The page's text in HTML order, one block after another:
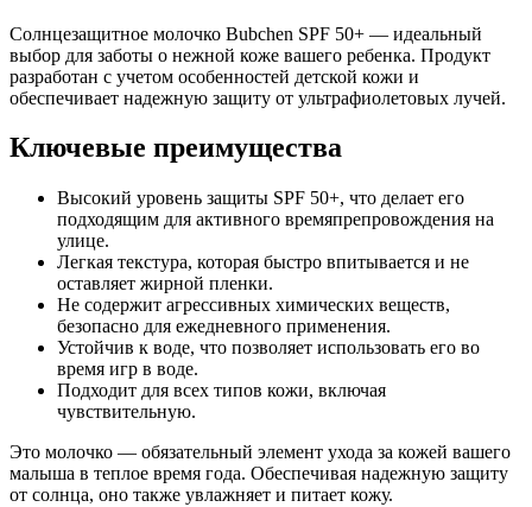
Солнцезащитное молочко Bubchen SPF 50+ — идеальный
выбор для заботы о нежной коже вашего ребенка. Продукт
разработан с учетом особенностей детской кожи и
обеспечивает надежную защиту от ультрафиолетовых лучей.
Ключевые преимущества
Высокий уровень защиты SPF 50+, что делает его
подходящим для активного времяпрепровождения на
улице.
Легкая текстура, которая быстро впитывается и не
оставляет жирной пленки.
Не содержит агрессивных химических веществ,
безопасно для ежедневного применения.
Устойчив к воде, что позволяет использовать его во
время игр в воде.
Подходит для всех типов кожи, включая
чувствительную.
Это молочко — обязательный элемент ухода за кожей вашего
малыша в теплое время года. Обеспечивая надежную защиту
от солнца, оно также увлажняет и питает кожу.